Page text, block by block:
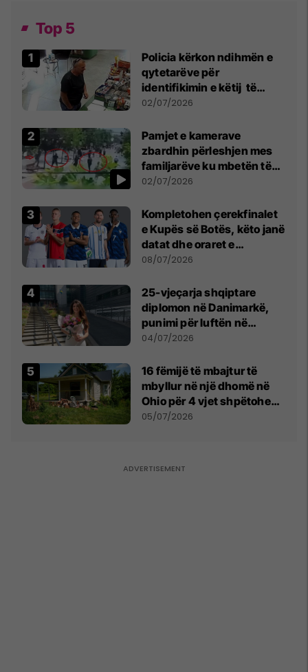
Top 5
Policia kërkon ndihmën e
qytetarëve për
identifikimin e këtij të
dyshuari
02/07/2026
Pamjet e kamerave
zbardhin përleshjen mes
familjarëve ku mbetën të
plagosur katër persona
02/07/2026
Kompletohen çerekfinalet
e Kupës së Botës, këto janë
datat dhe oraret e
ndeshjeve
08/07/2026
25-vjeçarja shqiptare
diplomon në Danimarkë,
punimi për luftën në
Kosovë vlerësohet me
04/07/2026
16 fëmijë të mbajtur të
mbyllur në një dhomë në
Ohio për 4 vjet shpëtohen -
tani ata i pret një sfidë e
05/07/2026